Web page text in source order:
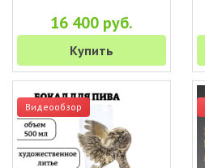
16 400 руб.
Купить
Видеообзор